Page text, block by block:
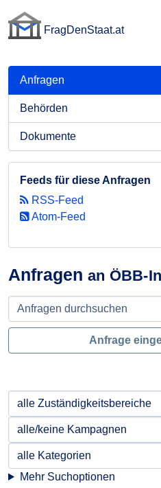
FragDenStaat.at
Anfragen an ÖBB-
Anfrage
Mehr Suchoptionen
Anfragen
Behörden
Dokumente
Feeds für diese Anfragen
RSS-Feed
Atom-Feed